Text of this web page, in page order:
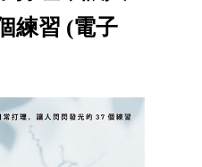
練習 (電子